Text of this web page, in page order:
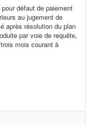
pour défaut de paiement
au jugement de
après résolution du plan
par voie de requête,
mois courant à